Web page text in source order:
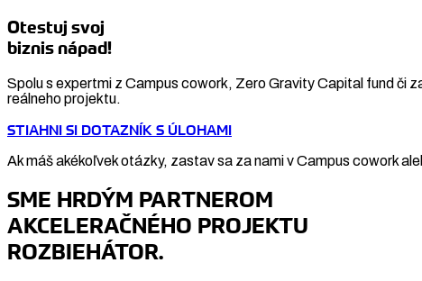
Otestuj svoj
biznis nápad!
Spolu s expertmi z Campus cowork, Zero Gravity Capital fund či
reálneho projektu.
STIAHNI SI DOTAZNÍK S ÚLOHAMI
Ak máš akékoľvek otázky, zastav sa za nami v Campus cowork
SME HRDÝM PARTNEROM
AKCELERAČNÉHO PROJEKTU
ROZBIEHÁTOR.